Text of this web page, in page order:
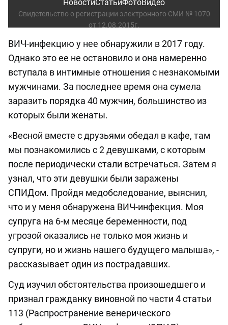
ВИЧ-инфекцию у нее обнаружили в 2017 году.
Однако это ее не остановило и она намеренно
вступала в интимные отношения с незнакомыми
мужчинами. За последнее время она сумела
заразить порядка 40 мужчин, большинство из
которых были женаты.
«Весной вместе с друзьями обедал в кафе, там
мы познакомились с 2 девушками, с которым
после периодически стали встречаться. Затем я
узнал, что эти девушки были заражены
СПИДом. Пройдя медобследование, выяснил,
что и у меня обнаружена ВИЧ-инфекция. Моя
супруга на 6-м месяце беременности, под
угрозой оказались не только моя жизнь и
супруги, но и жизнь нашего будущего малыша», -
рассказывает один из пострадавших.
Суд изучил обстоятельства произошедшего и
признал гражданку виновной по части 4 статьи
113 (Распространение венерического